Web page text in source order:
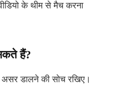
के थीम से मैच करना
हैं?
डालने की सोच रखिए।